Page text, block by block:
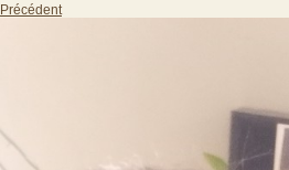
Précédent